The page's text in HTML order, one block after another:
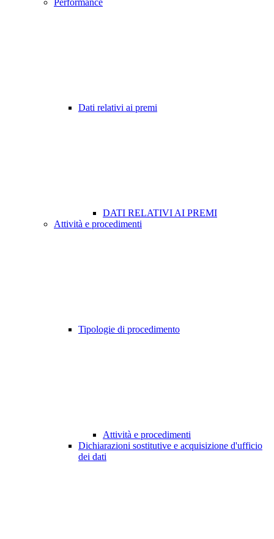
Performance
Dati relativi ai premi
DATI RELATIVI AI PREMI
Attività e procedimenti
Tipologie di procedimento
Attività e procedimenti
Dichiarazioni sostitutive e acquisizione d'ufficio
dei dati